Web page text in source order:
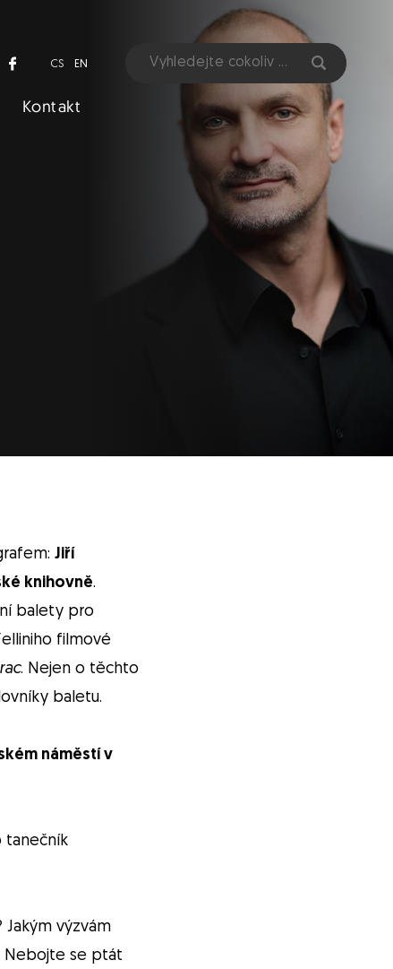
CS EN
Kontakt
Jiří
knihovně.
balety pro
filmové
. Nejen o těchto
baletu.
náměstí v
tanečník
výzvám
Nebojte se ptát